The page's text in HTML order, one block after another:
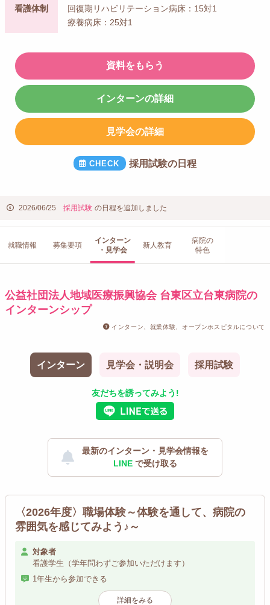
看護体制
回復期リハビリテーション病床：15対1
療養病床：25対1
資料をもらう
インターンの詳細
見学会の詳細
採用試験の日程
2026/06/25 採用試験 の日程を追加しました
就職情報 募集要項
インターン
・見学会
新人教育
病院の
特色
公益社団法人地域医療振興協会 台東区立台東病院の
インターンシップ
インターン、就業体験、オープンホスピタルについて
インターン 見学会・説明会 採用試験
友だちを誘ってみよう!
最新のインターン・見学会情報を
LINE で受け取る
〈2026年度〉職場体験～体験を通して、病院の
雰囲気を感じてみよう♪～
対象者
看護学生（学年問わずご参加いただけます）
1年生から参加できる
詳細をみる